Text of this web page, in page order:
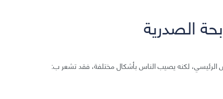
الصدرية
الرئيسي، لكنه يصيب الناس بأشكال مختلفة، فقد تشعر ب: